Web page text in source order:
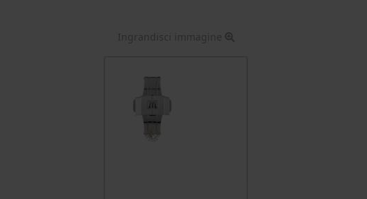
Ingrandisci immagine